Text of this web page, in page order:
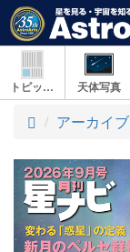
トピックス 天体写真
アーカイブ